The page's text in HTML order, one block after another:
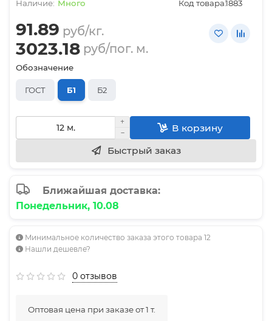
Много Код товара:1883
91.89 руб/кг.
3023.18 руб/пог. м.
Обозначение
ГОСТ Б1 Б2
В корзину
Быстрый заказ
Ближайшая доставка:
Понедельник, 10.08
Минимальное количество заказа этого товара 12
Нашли дешевле?
0 отзывов
Оптовая цена при заказе от 1 т.